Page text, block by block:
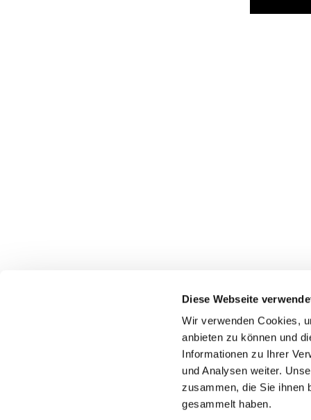
Diese Webseite
Wir verwenden Cookies,
anbieten zu können und
Informationen zu Ihrer
und Analysen weiter.
zusammen, die Sie ihnen
gesammelt haben.